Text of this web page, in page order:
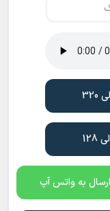
ارسال به واتس آپ